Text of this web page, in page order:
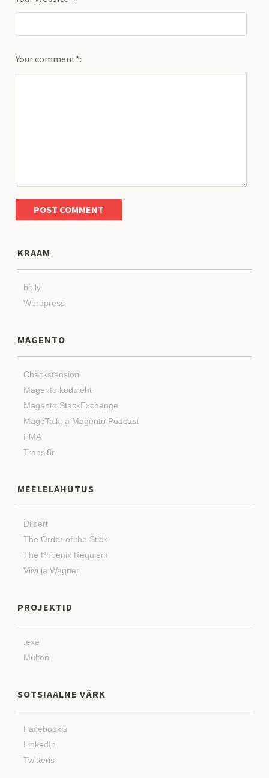
Your comment*:
KRAAM
bit.ly
Wordpress
MAGENTO
Checkstension
Magento koduleht
Magento StackExchange
MageTalk: a Magento Podcast
PMA
Transl8r
MEELELAHUTUS
Dilbert
The Order of the Stick
The Phoenix Requiem
Viivi ja Wagner
PROJEKTID
.exe
Multon
SOTSIAALNE VÄRK
Facebookis
LinkedIn
Twitteris